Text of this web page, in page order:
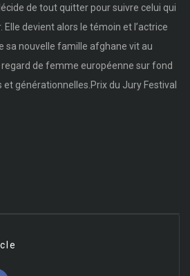
de tout quitter pour suivre celui qui
Elle devient alors le témoin et l’actrice
sa nouvelle famille afghane vit au
de femme européenne sur fond
générationnelles.Prix du Jury Festival